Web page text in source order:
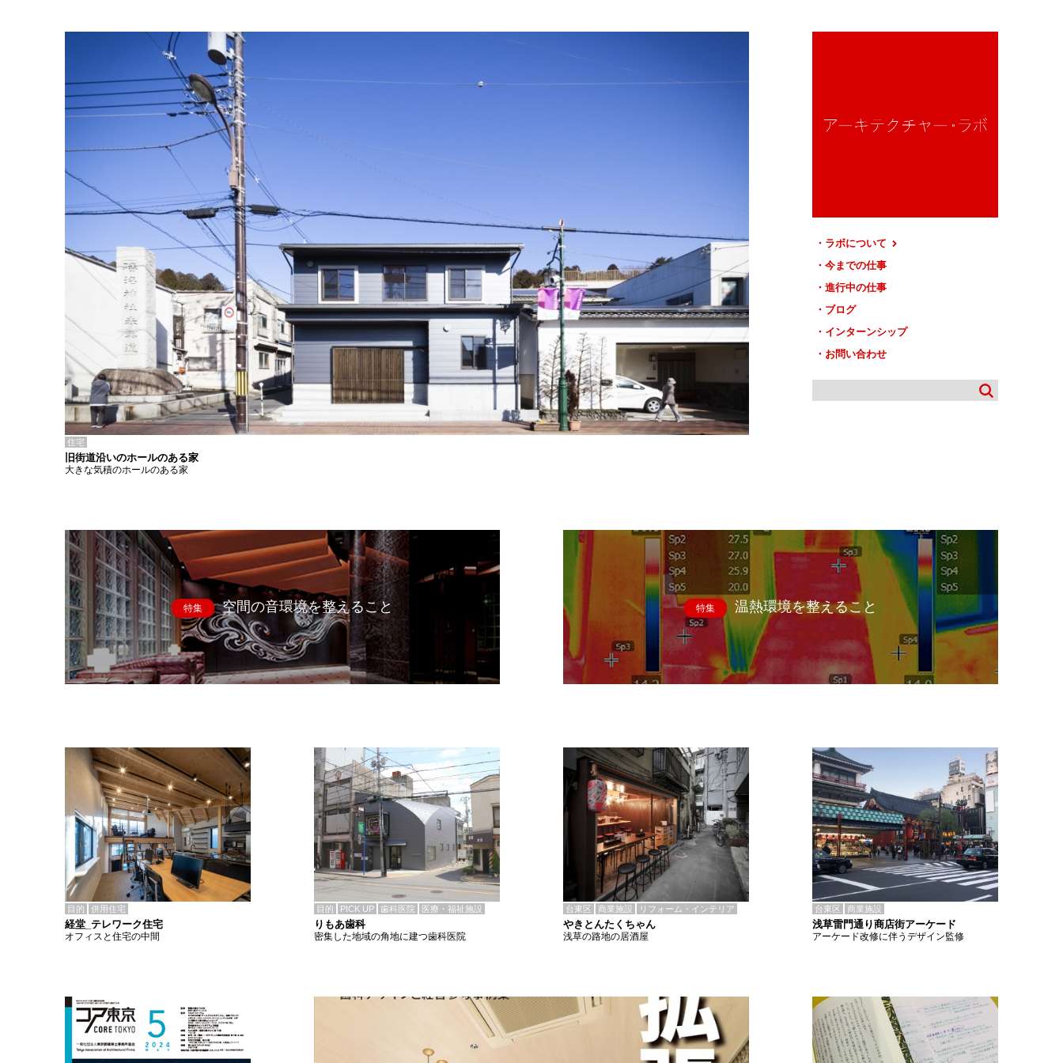
ラボについて
今までの仕事
進行中の仕事
ブログ
インターンシップ
お問い合わせ
住宅
旧街道沿いのホールのある家
大きな気積のホールのある家
特集 空間の音環境を整えること 特集 温熱環境を整えること
目的 併用住宅
経堂_テレワーク住宅
オフィスと住宅の中間
目的 PICK UP 歯科医院 医療・福祉施設
りもあ歯科
密集した地域の角地に建つ歯科医院
台東区 商業施設 リフォーム・インテリア
やきとんたくちゃん
浅草の路地の居酒屋
台東区 商業施設
浅草雷門通り商店街アーケード
アーケード改修に伴うデザイン監修